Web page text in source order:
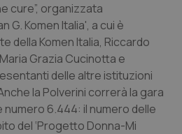
cure”, organizzata
G. Komen Italia', a cui è
della Komen Italia, Riccardo
Grazia Cucinotta e
delle altre istituzioni
la Polverini correrà la gara
6.444: il numero delle
del ‘Progetto Donna-Mi